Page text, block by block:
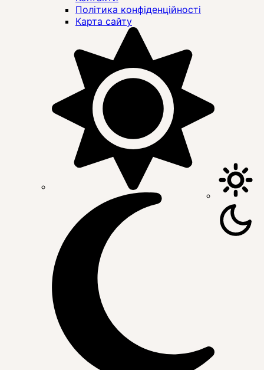
Політика конфіденційності
Карта сайту